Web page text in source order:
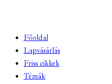
Főoldal
Lapvásárlás
Friss cikkek
Témák